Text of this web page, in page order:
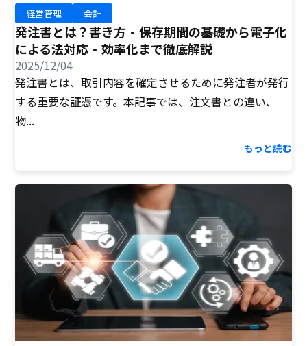
経営管理 会計
発注書とは？書き方・保存期間の基礎から電子化
による法対応・効率化まで徹底解説
2025/12/04
発注書とは、取引内容を確定させるために発注者が発行
する重要な証憑です。本記事では、注文書との違い、
物...
もっと読む